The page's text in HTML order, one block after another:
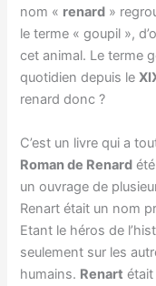
nom « renard »
le terme « goupil »,
cet animal. Le terme
quotidien depuis le
renard donc ?
C’est un livre qui a
Roman de Renard
un ouvrage de
Renart était un nom
Etant le héros de
seulement sur les
humains. Renart était